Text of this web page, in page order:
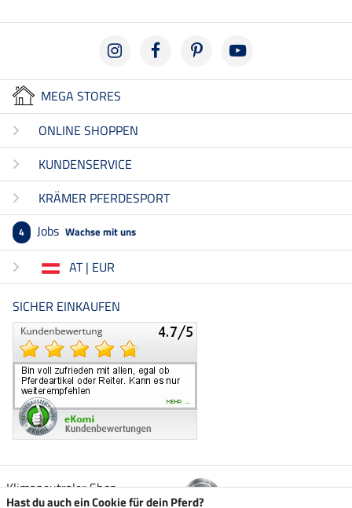
MEGA STORES
ONLINE SHOPPEN
KUNDENSERVICE
KRÄMER PFERDESPORT
4 Jobs Wachse mit uns
AT | EUR
SICHER EINKAUFEN
Klimaneutraler Shop
Hast du auch ein Cookie für dein Pferd?